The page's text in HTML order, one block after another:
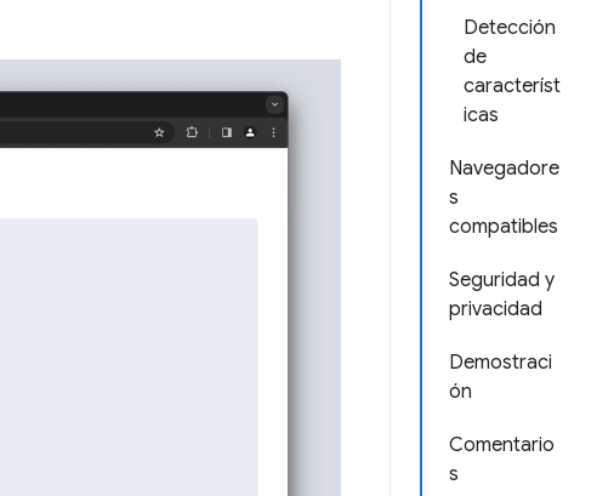
Detección
de
característ
icas
Navegadore
s
compatibles
Seguridad y
privacidad
Demostraci
ón
Comentario
s